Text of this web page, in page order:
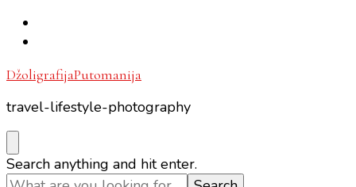
DžoligrafijaPutomanija
travel-lifestyle-photography
Looking
for
Search anything and hit enter.